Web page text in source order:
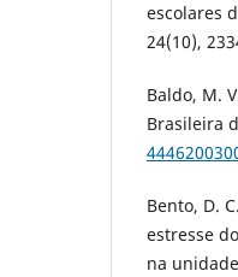
escolares
24(10),
Baldo, M.
Brasileira
Bento, D.
estresse
na